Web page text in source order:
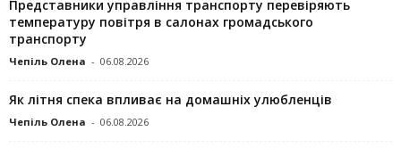
Представники управління транспорту перевіряють
температуру повітря в салонах громадського
транспорту
Чепіль Олена - 06.08.2026
Як літня спека впливає на домашніх улюбленців
Чепіль Олена - 06.08.2026